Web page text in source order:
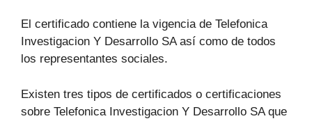
El certificado contiene la vigencia de Telefonica
Investigacion Y Desarrollo SA así como de todos
los representantes sociales.
Existen tres tipos de certificados o certificaciones
sobre Telefonica Investigacion Y Desarrollo SA que